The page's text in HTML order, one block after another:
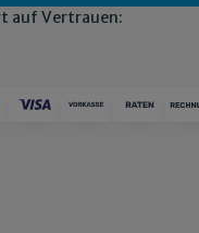
auf Vertrauen: